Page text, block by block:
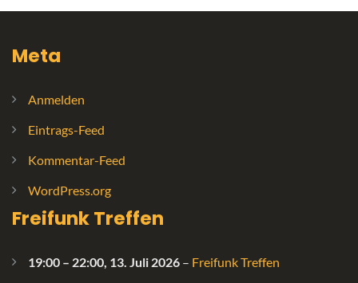
Meta
Anmelden
Eintrags-Feed
Kommentar-Feed
WordPress.org
Freifunk Treffen
19:00 – 22:00 13. Juli 2026 – Freifunk Treffen